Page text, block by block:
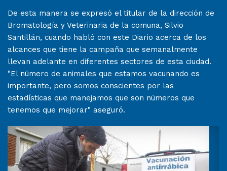
De esta manera se expresó el titular de la dirección de
Bromatología y Veterinaria de la comuna, Silvio
Santillán, cuando habló con este Diario acerca de los
alcances que tiene la campaña que semanalmente
llevan adelante en diferentes sectores de esta ciudad.
"El número de animales que estamos vacunando es
importante, pero somos conscientes por las
estadísticas que manejamos que son números que
tenemos que mejorar" aseguró.